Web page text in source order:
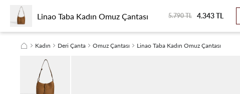
KADINERKEKSEYAHATSEZON FİNALİSÜRDÜRÜLEBİLİRLİK
Kadın Deri Çanta Omuz Çantası Linao Taba Kadın Omuz Çantası
Linao Taba Kadın Omuz Çantası 5.790 TL 4.343 TL